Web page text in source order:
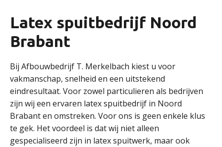
Latex spuitbedrijf Noord
Brabant
Bij Afbouwbedrijf T. Merkelbach kiest u voor
vakmanschap, snelheid en een uitstekend
eindresultaat. Voor zowel particulieren als bedrijven
zijn wij een ervaren latex spuitbedrijf in Noord
Brabant en omstreken. Voor ons is geen enkele klus
te gek. Het voordeel is dat wij niet alleen
gespecialiseerd zijn in latex spuitwerk, maar ook